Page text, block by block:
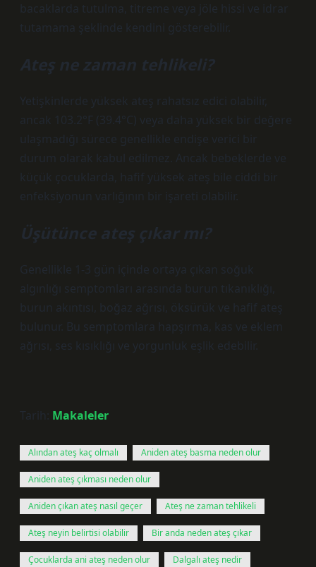
bacaklarda tutulma, titreme veya jöle hissi ve idrar
tutamama şeklinde kendini gösterebilir.
Ateş ne zaman tehlikeli?
Yetişkinlerde yüksek ateş rahatsız edici olabilir,
ancak 103.2°F (39.4°C) veya daha yüksek bir değere
ulaşmadığı sürece genellikle endişe verici bir
durum olarak kabul edilmez. Ancak bebeklerde ve
küçük çocuklarda, hafif yüksek ateş bile ciddi bir
enfeksiyonun varlığının bir işareti olabilir.
Üşütünce ateş çıkar mı?
Genellikle 1-3 gün içinde ortaya çıkan soğuk
algınlığı semptomları arasında burun tıkanıklığı,
burun akıntısı, boğaz ağrısı, öksürük ve hafif ateş
bulunur. Bu semptomlara hapşırma, kas ve eklem
ağrısı, ses kısıklığı ve yorgunluk eşlik edebilir.
Tarih: Makaleler
Alından ateş kaç olmalı Aniden ateş basma neden olur
Aniden ateş çıkması neden olur
Aniden çıkan ateş nasıl geçer Ateş ne zaman tehlikeli
Ateş neyin belirtisi olabilir Bir anda neden ateş çıkar
Çocuklarda ani ateş neden olur Dalgalı ateş nedir